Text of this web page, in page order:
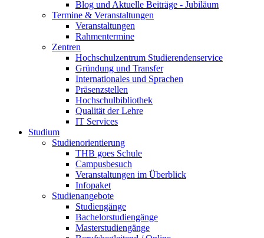
Blog und Aktuelle Beiträge - Jubiläum
Termine & Veranstaltungen
Veranstaltungen
Rahmentermine
Zentren
Hochschulzentrum Studierendenservice
Gründung und Transfer
Internationales und Sprachen
Präsenzstellen
Hochschulbibliothek
Qualität der Lehre
IT Services
Studium
Studienorientierung
THB goes Schule
Campusbesuch
Veranstaltungen im Überblick
Infopaket
Studienangebote
Studiengänge
Bachelorstudiengänge
Masterstudiengänge